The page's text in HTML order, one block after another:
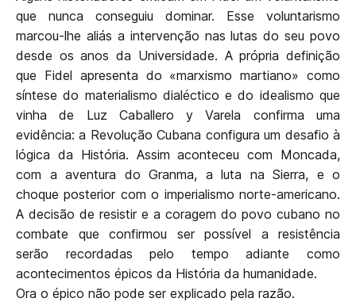
que nunca conseguiu dominar. Esse voluntarismo
marcou-lhe aliás a intervenção nas lutas do seu povo
desde os anos da Universidade. A própria definição
que Fidel apresenta do «marxismo martiano» como
síntese do materialismo dialéctico e do idealismo que
vinha de Luz Caballero y Varela confirma uma
evidência: a Revolução Cubana configura um desafio à
lógica da História. Assim aconteceu com Moncada,
com a aventura do Granma, a luta na Sierra, e o
choque posterior com o imperialismo norte-americano.
A decisão de resistir e a coragem do povo cubano no
combate que confirmou ser possível a resistência
serão recordadas pelo tempo adiante como
acontecimentos épicos da História da humanidade.
Ora o épico não pode ser explicado pela razão.